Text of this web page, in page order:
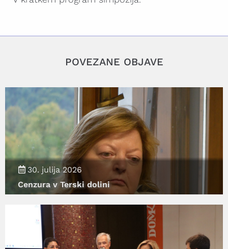
POVEZANE OBJAVE
30. julija 2026
Cenzura v Terski dolini